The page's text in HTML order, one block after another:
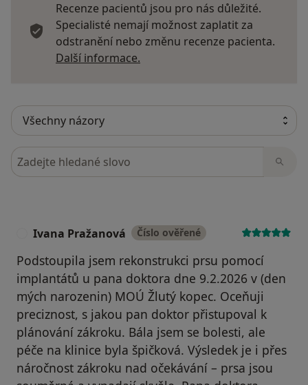
Recenze pacientů jsou pro nás důležité.
Specialisté nemají možnost zaplatit za
odstranění nebo změnu recenze pacienta.
Další informace.
Hledejte v názorech
Ivana Pražanová Číslo ověřené
Podstoupila jsem rekonstrukci prsu pomocí
implantátů u pana doktora dne 9.2.2026 v (den
mých narozenin) MOÚ Žlutý kopec. Oceňuji
preciznost, s jakou pan doktor přistupoval k
plánování zákroku. Bála jsem se bolesti, ale
péče na klinice byla špičková. Výsledek je i přes
náročnost zákroku nad očekávání – prsa jsou